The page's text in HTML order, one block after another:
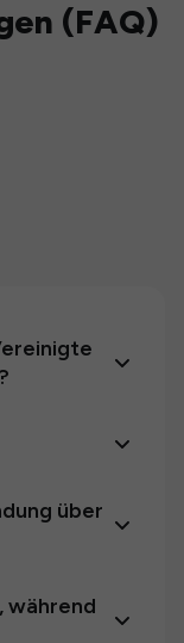
(FAQ)
über
während